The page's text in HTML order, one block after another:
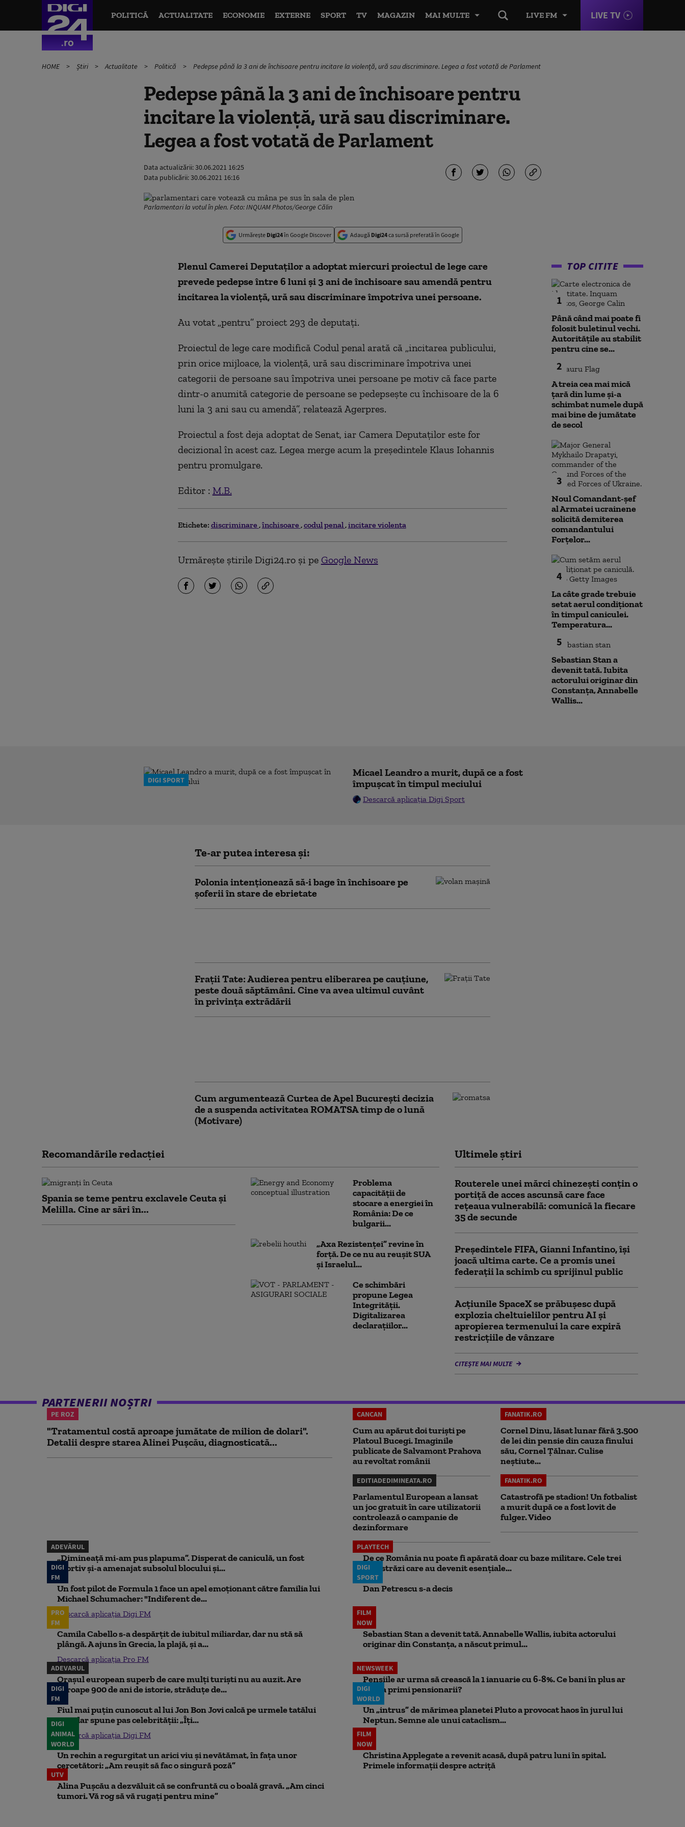
LIVE FM LIVE TV
POLITICĂ ACTUALITATE ECONOMIE EXTERNE SPORT TV MAGAZIN MAI MULTE
HOME Știri Actualitate Politică Pedepse până la 3 ani de închisoare pentru incitare la violenţă, ură sau discriminare. Legea a fost votată de Parlament
Pedepse până la 3 ani de închisoare pentru
incitare la violenţă, ură sau discriminare.
Legea a fost votată de Parlament
Data actualizării:30.06.2021 16:25
Data publicării:30.06.2021 16:16
Parlamentari la votul în plen. Foto: INQUAM Photos/George Călin
Urmărește Digi24în Google Discover Adaugă Digi24ca sursă preferată în Google
Plenul Camerei Deputaţilor a adoptat miercuri proiectul de lege care
prevede pedepse între 6 luni și 3 ani de închisoare sau amendă pentru
incitarea la violenţă, ură sau discriminare împotriva unei persoane.
Au votat „pentru” proiect 293 de deputaţi.
Proiectul de lege care modifică Codul penal arată că „incitarea publicului,
prin orice mijloace, la violenţă, ură sau discriminare împotriva unei
categorii de persoane sau împotriva unei persoane pe motiv că face parte
dintr-o anumită categorie de persoane se pedepseşte cu închisoare de la 6
luni la 3 ani sau cu amendă”, relatează Agerpres.
Proiectul a fost deja adoptat de Senat, iar Camera Deputaţilor este for
decizional în acest caz. Legea merge acum la președintele Klaus Iohannis
pentru promulgare.
Editor : M.B.
Etichete: discriminare închisoare codul penal incitare violenta
Urmărește știrile Digi24.ro și pe Google News
TOP CITITE
1
Până când mai poate fi
folosit buletinul vechi.
Autoritățile au stabilit
pentru cine se...
2
A treia cea mai mică
țară din lume și-a
schimbat numele după
mai bine de jumătate
de secol
3
Noul Comandant-șef
al Armatei ucrainene
solicită demiterea
comandantului
Forțelor...
4
La câte grade trebuie
setat aerul condiționat
în timpul caniculei.
Temperatura...
5
Sebastian Stan a
devenit tată. Iubita
actorului originar din
Constanța, Annabelle
Wallis...
DIGI SPORT
Micael Leandro a murit, după ce a fost
împușcat în timpul meciului
Descarcă aplicația Digi Sport
Te-ar putea interesa și:
Polonia intenționează să-i bage în închisoare pe
șoferii în stare de ebrietate
Fraţii Tate: Audierea pentru eliberarea pe cauţiune,
peste două săptămâni. Cine va avea ultimul cuvânt
în privința extrădării
Cum argumentează Curtea de Apel București decizia
de a suspenda activitatea ROMATSA timp de o lună
(Motivare)
Recomandările redacţiei
Spania se teme pentru exclavele Ceuta și
Melilla. Cine ar sări în...
Problema
capacității de
stocare a energiei în
România: De ce
bulgarii...
„Axa Rezistenței” revine în
forță. De ce nu au reușit SUA
și Israelul...
Ce schimbări
propune Legea
Integrității.
Digitalizarea
declarațiilor...
Ultimele știri
Routerele unei mărci chinezești conțin o
portiță de acces ascunsă care face
rețeaua vulnerabilă: comunică la fiecare
35 de secunde
Președintele FIFA, Gianni Infantino, îşi
joacă ultima carte. Ce a promis unei
federații la schimb cu sprijinul public
Acţiunile SpaceX se prăbuşesc după
explozia cheltuielilor pentru AI şi
apropierea termenului la care expiră
restricţiile de vânzare
CITEȘTE MAI MULTE
PARTENERII NOȘTRI
PE ROZ
"Tratamentul costă aproape jumătate de milion de dolari".
Detalii despre starea Alinei Pușcău, diagnosticată...
CANCAN
Cum au apărut doi turiști pe
Platoul Bucegi. Imaginile
publicate de Salvamont Prahova
au revoltat românii
FANATIK.RO
Cornel Dinu, lăsat lunar fără 3.500
de lei din pensie din cauza finului
său, Cornel Țălnar. Culise
neștiute...
EDITIADEDIMINEATA.RO
Parlamentul European a lansat
un joc gratuit în care utilizatorii
controlează o campanie de
dezinformare
FANATIK.RO
Catastrofă pe stadion! Un fotbalist
a murit după ce a fost lovit de
fulger. Video
ADEVĂRUL
„Dimineață mi-am pus plapuma”. Disperat de caniculă, un fost
sportiv și-a amenajat subsolul blocului și...
PLAYTECH
De ce România nu poate fi apărată doar cu baze militare. Cele trei
autostrăzi care au devenit esențiale...
DIGI
FM
Un fost pilot de Formula 1 face un apel emoționant către familia lui
Michael Schumacher: "Indiferent de...
Descarcă aplicația Digi FM
DIGI
SPORT
Dan Petrescu s-a decis
PRO
FM
Camila Cabello s-a despărțit de iubitul miliardar, dar nu stă să
plângă. A ajuns în Grecia, la plajă, și a...
Descarcă aplicația Pro FM
FILM
NOW
Sebastian Stan a devenit tată. Annabelle Wallis, iubita actorului
originar din Constanța, a născut primul...
ADEVARUL
Orașul european superb de care mulți turiști nu au auzit. Are
aproape 900 de ani de istorie, străduțe de...
NEWSWEEK
Pensiile ar urma să crească la 1 ianuarie cu 6-8%. Ce bani în plus ar
putea primi pensionarii?
DIGI
FM
Fiul mai puțin cunoscut al lui Jon Bon Jovi calcă pe urmele tatălui
său, dar spune pas celebrității: „Îți...
Descarcă aplicația Digi FM
DIGI
WORLD
Un „intrus” de mărimea planetei Pluto a provocat haos în jurul lui
Neptun. Semne ale unui cataclism...
DIGI
ANIMAL
WORLD
Un rechin a regurgitat un arici viu și nevătămat, în fața unor
cercetători: „Am reușit să fac o singură poză”
FILM
NOW
Christina Applegate a revenit acasă, după patru luni în spital.
Primele informații despre actriță
UTV
Alina Pușcău a dezvăluit că se confruntă cu o boală gravă. „Am cinci
tumori. Vă rog să vă rugați pentru mine”